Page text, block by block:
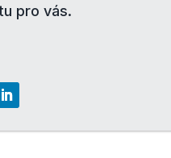
pro vás.